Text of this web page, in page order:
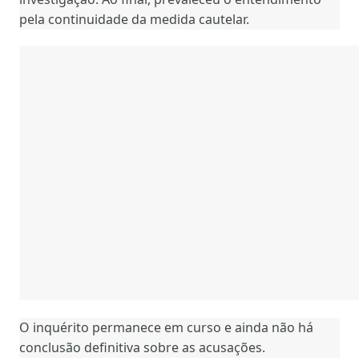
pela continuidade da medida cautelar.
O inquérito permanece em curso e ainda não há
conclusão definitiva sobre as acusações.